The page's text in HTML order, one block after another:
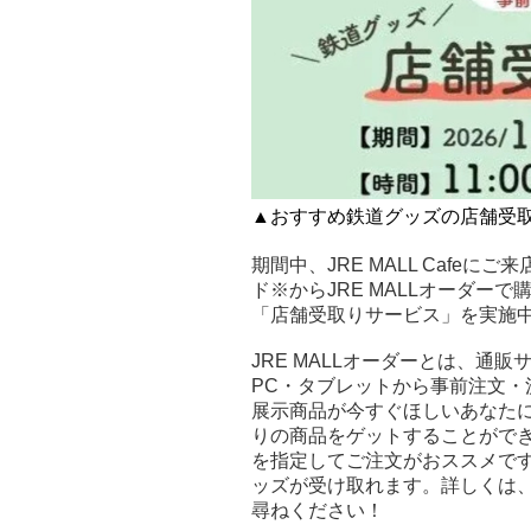
▲おすすめ鉄道グッズの店舗受
期間中、JRE MALL Cafeにご来
ド※からJRE MALLオーダーで
「店舗受取りサービス」を実
JRE MALLオーダーとは、通販
PC・タブレットから事前注文
展示商品が今すぐほしいあなた
りの商品をゲットすることがで
を指定してご注文がおススメで
ッズが受け取れます。詳しくは
尋ねください！